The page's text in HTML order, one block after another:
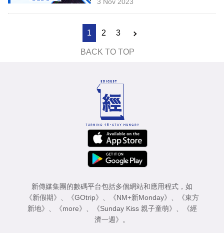
3 Nov 2023
1 2 3
BACK TO TOP
新傳媒集團的數碼平台包括多個網站和應用程式，如
《新假期》 、 《GOtrip》 、 《NM+新Monday》 、
《東方
新地》 、 《more》 、 《Sunday Kiss 親子童萌》 、
《經
濟一週》 。